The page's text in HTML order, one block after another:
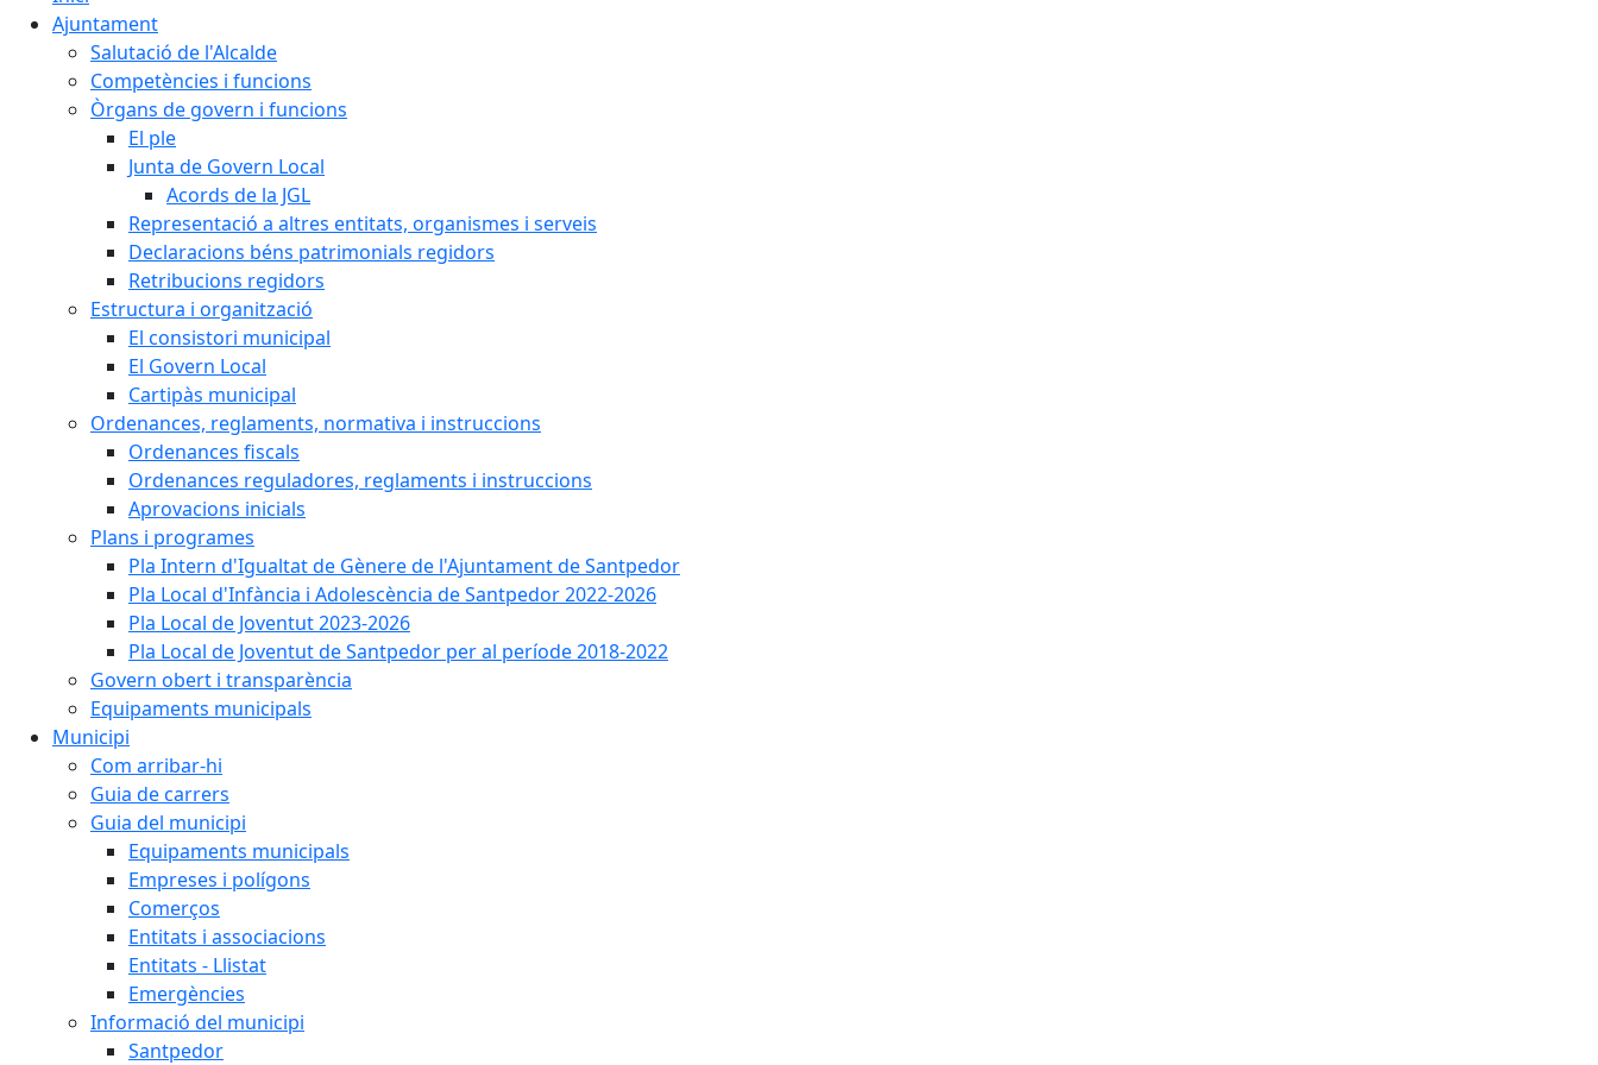
Ajuntament
Salutació de l'Alcalde
Competències i funcions
Òrgans de govern i funcions
El ple
Junta de Govern Local
Acords de la JGL
Representació a altres entitats, organismes i serveis
Declaracions béns patrimonials regidors
Retribucions regidors
Estructura i organització
El consistori municipal
El Govern Local
Cartipàs municipal
Ordenances, reglaments, normativa i instruccions
Ordenances fiscals
Ordenances reguladores, reglaments i instruccions
Aprovacions inicials
Plans i programes
Pla Intern d'Igualtat de Gènere de l'Ajuntament de Santpedor
Pla Local d'Infància i Adolescència de Santpedor 2022-2026
Pla Local de Joventut 2023-2026
Pla Local de Joventut de Santpedor per al període 2018-2022
Govern obert i transparència
Equipaments municipals
Municipi
Com arribar-hi
Guia de carrers
Guia del municipi
Equipaments municipals
Empreses i polígons
Comerços
Entitats i associacions
Entitats - Llistat
Emergències
Informació del municipi
Santpedor